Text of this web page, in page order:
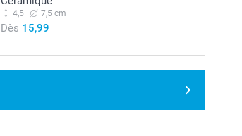
4,5 7,5 cm
Dès 15,99